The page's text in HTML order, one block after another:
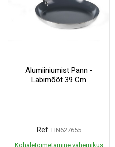
Alumiiniumist Pann -
Läbimõõt 39 Cm
Ref. HN627655
Kohaletoimetamine vahemikus